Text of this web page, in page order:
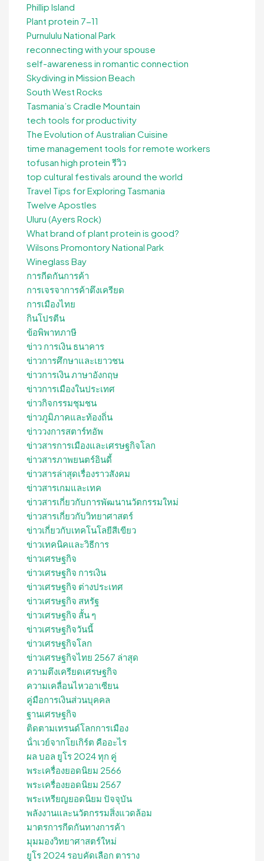
Phillip Island
Plant protein 7-11
Purnululu National Park
reconnecting with your spouse
self-awareness in romantic connection
Skydiving in Mission Beach
South West Rocks
Tasmania’s Cradle Mountain
tech tools for productivity
The Evolution of Australian Cuisine
time management tools for remote workers
tofusan high protein รีวิว
top cultural festivals around the world
Travel Tips for Exploring Tasmania
Twelve Apostles
Uluru (Ayers Rock)
What brand of plant protein is good?
Wilsons Promontory National Park
Wineglass Bay
การกีดกันการค้า
การเจรจาการค้าตึงเครียด
การเมืองไทย
กินโปรตีน
ข้อพิพาทภาษี
ข่าว การเงิน ธนาคาร
ข่าวการศึกษาและเยาวชน
ข่าวการเงิน ภาษาอังกฤษ
ข่าวการเมืองในประเทศ
ข่าวกิจกรรมชุมชน
ข่าวภูมิภาคและท้องถิ่น
ข่าววงการสตาร์ทอัพ
ข่าวสารการเมืองและเศรษฐกิจโลก
ข่าวสารภาพยนตร์อินดี้
ข่าวสารล่าสุดเรื่องราวสังคม
ข่าวสารเกมและเทค
ข่าวสารเกี่ยวกับการพัฒนานวัตกรรมใหม่
ข่าวสารเกี่ยวกับวิทยาศาสตร์
ข่าวเกี่ยวกับเทคโนโลยีสีเขียว
ข่าวเทคนิคและวิธีการ
ข่าวเศรษฐกิจ
ข่าวเศรษฐกิจ การเงิน
ข่าวเศรษฐกิจ ต่างประเทศ
ข่าวเศรษฐกิจ สหรัฐ
ข่าวเศรษฐกิจ สั้น ๆ
ข่าวเศรษฐกิจวันนี้
ข่าวเศรษฐกิจโลก
ข่าวเศรษฐกิจไทย 2567 ล่าสุด
ความตึงเครียดเศรษฐกิจ
ความเคลื่อนไหวอาเซียน
คู่มือการเงินส่วนบุคคล
ฐานเศรษฐกิจ
ติดตามเทรนด์โลกการเมือง
น้ําเวย์จากโยเกิร์ต คืออะไร
ผล บอล ยูโร 2024 ทุก คู่
พระเครื่องยอดนิยม 2566
พระเครื่องยอดนิยม 2567
พระเหรียญยอดนิยม ปัจจุบัน
พลังงานและนวัตกรรมสิ่งแวดล้อม
มาตรการกีดกันทางการค้า
มุมมองวิทยาศาสตร์ใหม่
ยูโร 2024 รอบคัดเลือก ตาราง